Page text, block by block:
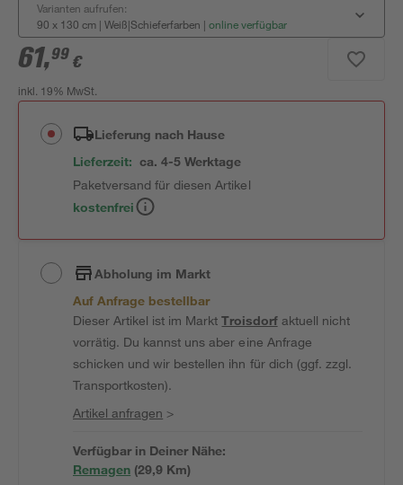
Varianten aufrufen:
90 x 130 cm | Weiß|Schieferfarben | online verfügbar
61,99 €
inkl. 19% MwSt.
Lieferung nach Hause
Lieferzeit: ca. 4-5 Werktage
Paketversand für diesen Artikel
kostenfrei
Abholung im Markt
Auf Anfrage bestellbar
Dieser Artikel ist im MarktTroisdorfaktuell nicht
vorrätig. Du kannst uns aber eine Anfrage
schicken und wir bestellen ihn für dich (ggf. zzgl.
Transportkosten).
Artikel anfragen >
Verfügbar in Deiner Nähe:
Remagen (29,9 Km)